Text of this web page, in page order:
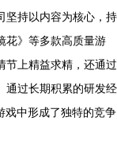
坚持以内容为核心，持
花》等多款高质量游
节上精益求精，还通过
通过长期积累的研发经
戏中形成了独特的竞争